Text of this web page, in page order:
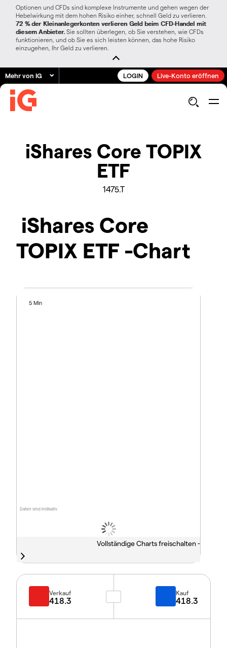
Optionen und CFDs sind komplexe Instrumente und gehen wegen der
Hebelwirkung mit dem hohen Risiko einher, schnell Geld zu verlieren.
72 % der Kleinanlegerkonten verlieren Geld beim CFD-Handel mit
diesem Anbieter. Sie sollten überlegen, ob Sie verstehen, wie CFDs
funktionieren, und ob Sie es sich leisten können, das hohe Risiko
einzugehen, Ihr Geld zu verlieren.
Mehr von IG LOGIN Live-Konto eröffnen
iShares Core TOPIX
ETF
1475.T
iShares Core
TOPIX ETF -Chart
Daten sind indikativ
5 Min
Vollständige Charts freischalten -
Verkauf
418.3
Kauf
418.3